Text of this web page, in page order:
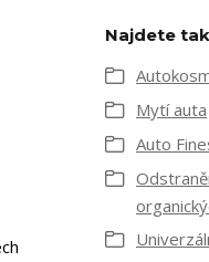
Najdete
Mytí auta
Auto